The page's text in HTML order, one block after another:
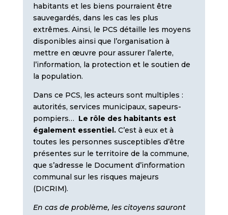
habitants et les biens pourraient être
sauvegardés, dans les cas les plus
extrêmes. Ainsi, le PCS détaille les moyens
disponibles ainsi que l’organisation à
mettre en œuvre pour assurer l’alerte,
l’information, la protection et le soutien de
la population.
Dans ce PCS, les acteurs sont multiples :
autorités, services municipaux, sapeurs-
pompiers… Le rôle des habitants est
également essentiel.C’est à eux et à
toutes les personnes susceptibles d’être
présentes sur le territoire de la commune,
que s’adresse le Document d’information
communal sur les risques majeurs
(DICRIM).
En cas de problème, les citoyens sauront